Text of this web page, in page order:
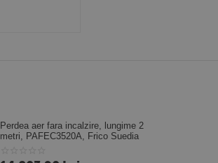
Perdea aer fara incalzire, lungime 2
metri, PAFEC3520A, Frico Suedia